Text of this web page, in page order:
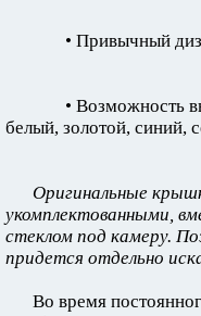
• Привычный
• Возможность
белый, золотой, синий,
Оригинальные
укомплектованными,
стеклом под камеру.
придется отдельно
Во время